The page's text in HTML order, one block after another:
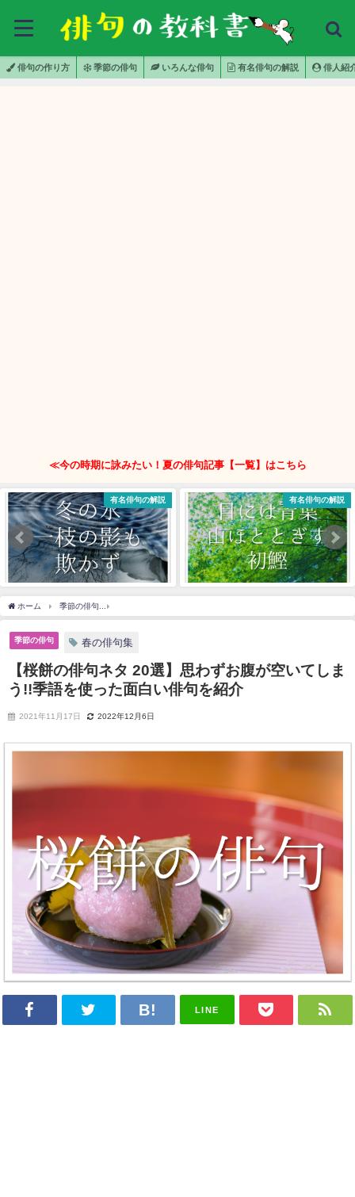
俳句の作り方 季節の俳句 いろんな俳句 有名俳句の解説 俳人紹
≪今の時期に詠みたい！夏の俳句記事【一覧】はこちら
有名俳句の解説 有名俳句の解説
ホーム 季節の俳句
季節の俳句 春の俳句集
【桜餅の俳句ネタ 20選】思わずお腹が空いてしま
う!!季語を使った面白い俳句を紹介
2021年11月17日 2022年12月6日
LINE